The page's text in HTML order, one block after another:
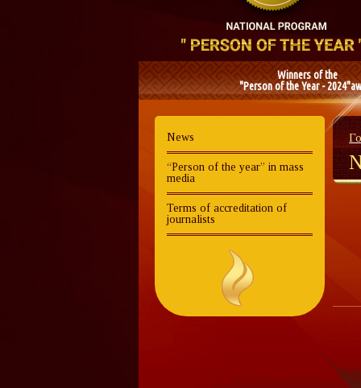
Winners of the
"Person of the Year -
News
“Person of the year” in mass
media
Terms of accreditation of
journalists